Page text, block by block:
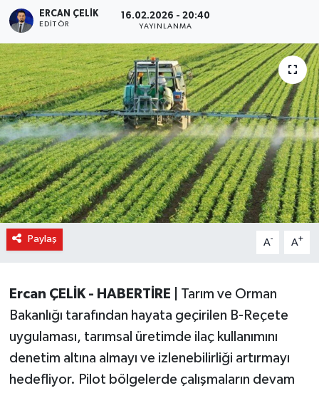
ERCAN ÇELIK
EDITÖR
16.02.2026 - 20:40
YAYINLANMA
Paylaş A- A+
Ercan ÇELİK - HABERTİRE | Tarım ve Orman
Bakanlığı tarafından hayata geçirilen B-Reçete
uygulaması, tarımsal üretimde ilaç kullanımını
denetim altına almayı ve izlenebilirliği artırmayı
hedefliyor. Pilot bölgelerde çalışmaların devam